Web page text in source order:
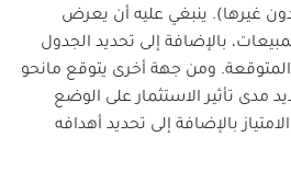
دون غيرها). ينبغي عليه أن يعرض
بالإضافة إلى تحديد الجدول
ومن جهة أخرى يتوقع مانحو
مدى تأثير الاستثمار على الوضع
بالإضافة إلى تحديد أهدافه